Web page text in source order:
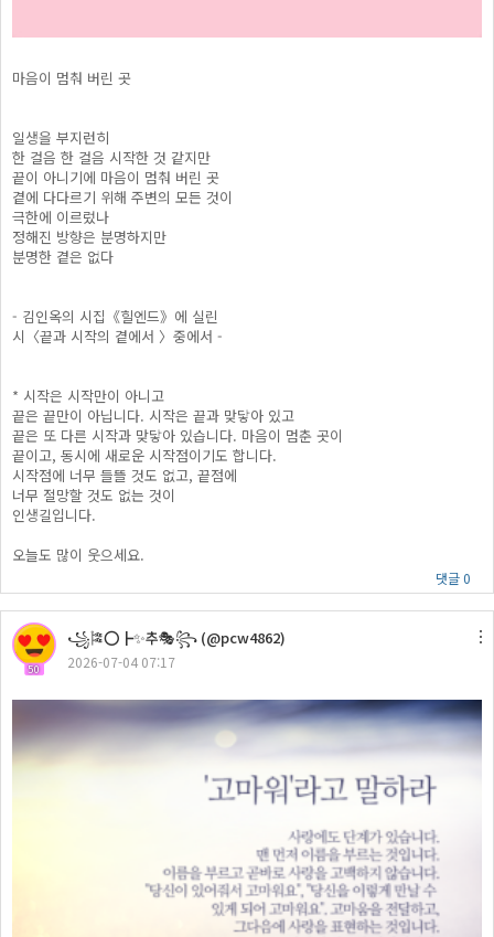
마음이 멈춰 버린 곳
일생을 부지런히
한 걸음 한 걸음 시작한 것 같지만
끝이 아니기에 마음이 멈춰 버린 곳
곁에 다다르기 위해 주변의 모든 것이
극한에 이르렀나
정해진 방향은 분명하지만
분명한 곁은 없다
- 김인옥의 시집《힐엔드》에 실린
시〈끝과 시작의 곁에서 〉중에서 -
* 시작은 시작만이 아니고
끝은 끝만이 아닙니다. 시작은 끝과 맞닿아 있고
끝은 또 다른 시작과 맞닿아 있습니다. 마음이 멈춘 곳이
끝이고, 동시에 새로운 시작점이기도 합니다.
시작점에 너무 들뜰 것도 없고, 끝점에
너무 절망할 것도 없는 것이
인생길입니다.
오늘도 많이 웃으세요.
댓글 0
50
꧁🎏⭕┣✨추🎭꧂ (@pcw4862)
2026-07-04 07:17